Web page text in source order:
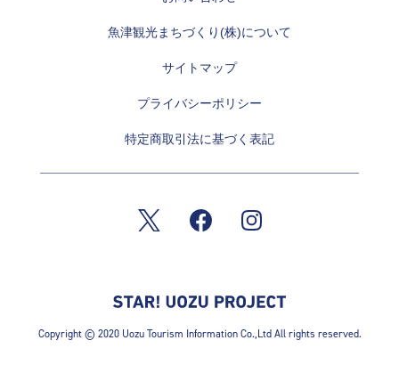
魚津観光まちづくり(株)について
サイトマップ
プライバシーポリシー
特定商取引法に基づく表記
Copyright © 2020 Uozu Tourism Information Co.,Ltd All rights reserved.